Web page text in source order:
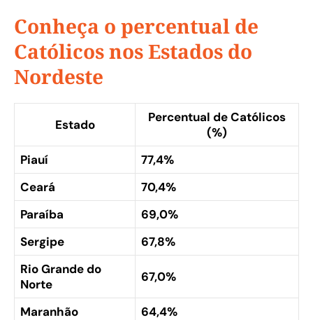
Conheça o percentual de
Católicos nos Estados do
Nordeste
Estado
Percentual de Católicos
(%)
Piauí
77,4%
Ceará
70,4%
Paraíba
69,0%
Sergipe
67,8%
Rio Grande do
Norte
67,0%
Maranhão
64,4%